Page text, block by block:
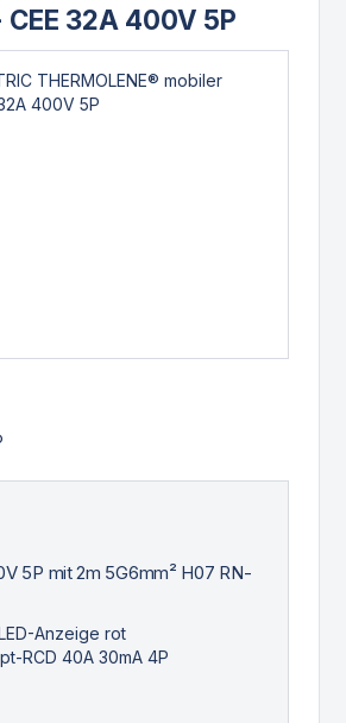
32A 400V 5P
5P mit 2m 5G6mm² H07 RN-
Anzeige rot
RCD 40A 30mA 4P